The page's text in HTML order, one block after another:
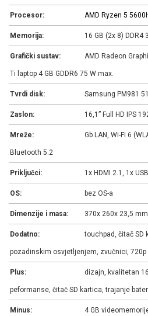
Procesor: AMD Ryzen 5
Memorija: 16 GB (2x 8) DDR4
Grafički sustav: AMD Radeon
Ti laptop 4 GB GDDR6 75 W max.
Tvrdi disk: Samsung PM981
Zaslon: 16,1” Full HD IPS
Mreže: Gb LAN, Wi-Fi 6
Bluetooth 5.2
Priključci: 1x HDMI 2.1, 1x
OS: bez OS-a
Dimenzije i masa: 370x 260x 23,5
Dodatno: touchpad, čitač SD
pozadinskim osvjetljenjem, zvučnici, 720p
Plus: dizajn, kvalitetan
peformanse, čitač SD kartica, trajanje
Minus: 4 GB